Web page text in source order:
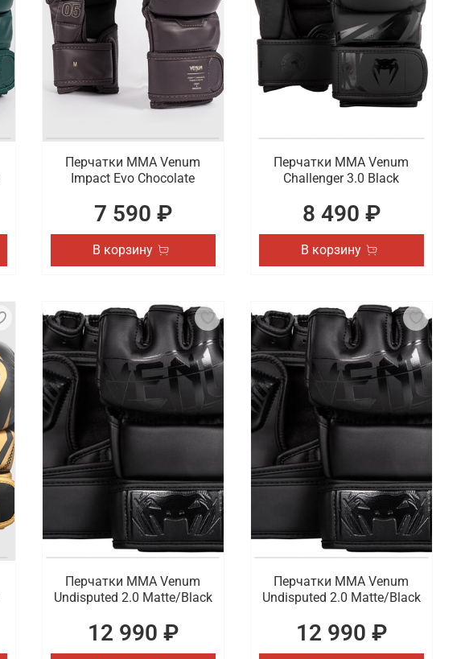
Перчатки ММА Venum
Impact Evo Chocolate
7 590 ₽
В корзину
Перчатки ММА Venum
Challenger 3.0 Black
8 490 ₽
В корзину
Перчатки ММА Venum
Undisputed 2.0 Matte/Black
12 990 ₽
Перчатки ММА Venum
Undisputed 2.0 Matte/Black
12 990 ₽